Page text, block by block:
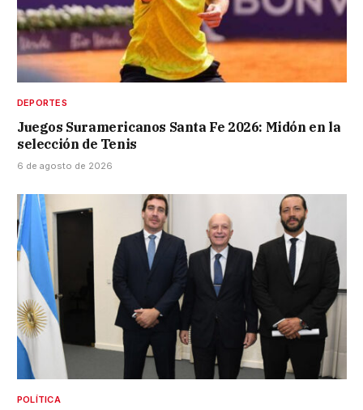
DEPORTES
Juegos Suramericanos Santa Fe 2026: Midón en la
selección de Tenis
6 de agosto de 2026
POLÍTICA